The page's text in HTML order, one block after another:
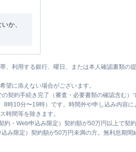
か、
、利用する銀行、曜日、または本人確認書類の
望に添えない場合がございます。
契約手続き完了（審査・必要書類の確認含む
時10分〜19時）です。時間外や申し込み内容
時間等を除きます。
・Web申込み限定）契約額が50万円以上で契
み限定）契約額が50万円未満の方。無利息期